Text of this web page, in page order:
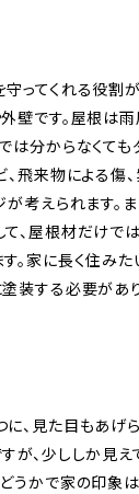
ってくれる役割
壁です。屋根は
は分からなくて
、飛来物による傷
が考えられます。
、屋根材だけで
。家に長く住み
装する必要があり
、見た目もあげ
が、少ししか見
うかで家の印象